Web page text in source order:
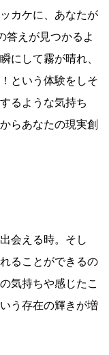
カケに、あなたが
答えが見つかるよ
にして霧が晴れ、
という体験をしそ
るような気持ち
らあなたの現実創
会える時。そし
ることができるの
気持ちや感じたこ
う存在の輝きが増